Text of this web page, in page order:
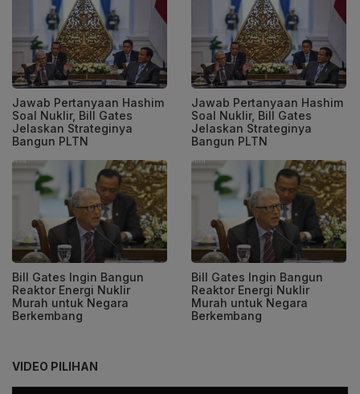
Jawab Pertanyaan Hashim
Soal Nuklir, Bill Gates
Jelaskan Strateginya
Bangun PLTN
Jawab Pertanyaan Hashim
Soal Nuklir, Bill Gates
Jelaskan Strateginya
Bangun PLTN
Bill Gates Ingin Bangun
Reaktor Energi Nuklir
Murah untuk Negara
Berkembang
Bill Gates Ingin Bangun
Reaktor Energi Nuklir
Murah untuk Negara
Berkembang
VIDEO PILIHAN